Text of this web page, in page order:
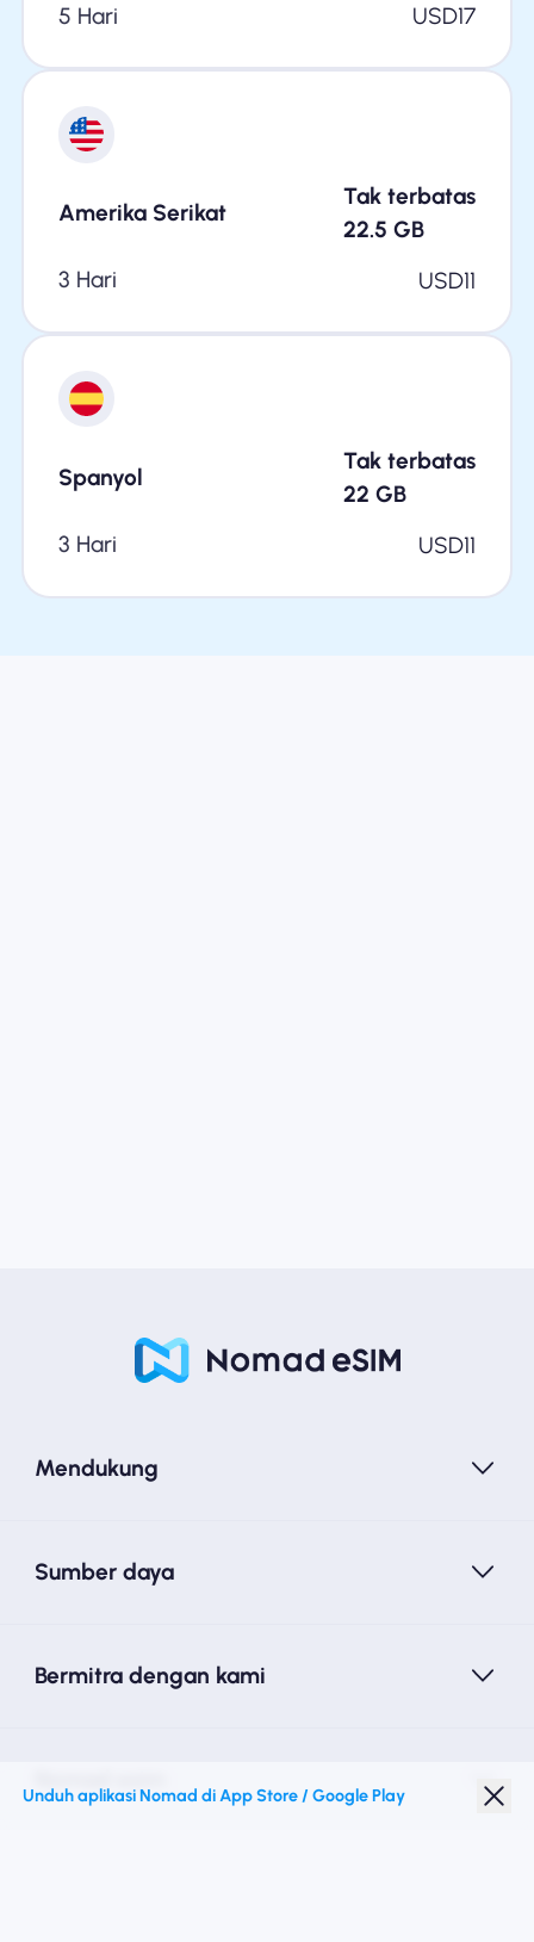
5 Hari
USD17
Amerika Serikat
Tak terbatas
22.5 GB
3 Hari
USD11
Spanyol
Tak terbatas
22 GB
3 Hari
USD11
Mendukung
Sumber daya
Bermitra dengan kami
Unduh aplikasi Nomad di App Store / Google Play